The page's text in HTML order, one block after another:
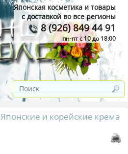
Японская косметика и товары
с доставкой во все регионы
8 (926) 849 44 91
пн-пт с 10 до 18:00
Японские и корейские крема